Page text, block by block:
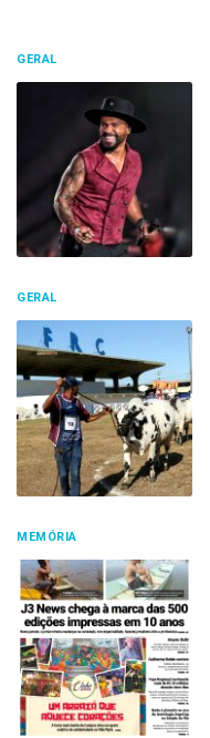
GERAL
GERAL
MEMÓRIA